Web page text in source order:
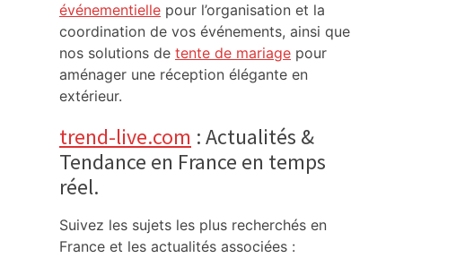
événementielle pour l’organisation et la
coordination de vos événements, ainsi que
nos solutions de tente de mariage pour
aménager une réception élégante en
extérieur.
trend-live.com : Actualités &
Tendance en France en temps
réel.
Suivez les sujets les plus recherchés en
France et les actualités associées :